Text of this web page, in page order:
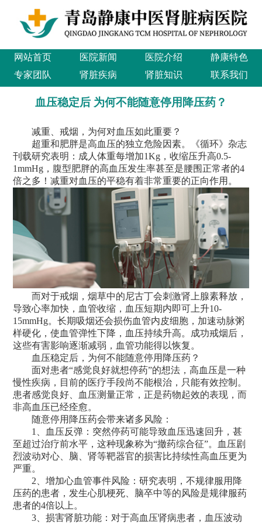
网站首页 医院新闻 医院介绍
静康特色
专家团队
肾脏疾病 肾脏知识 联系我们
血压稳定后 为何不能随意停用降压药？
减重、戒烟，为何对血压如此重要？
超重和肥胖是高血压的独立危险因素。《循环》杂志
刊载研究表明：成人体重每增加1Kg，收缩压升高0.5-
1mmHg，腹型肥胖的高血压发生率甚至是腰围正常者的4
倍之多！减重对血压的平稳有着非常重要的正向作用。
而对于戒烟，烟草中的尼古丁会刺激肾上腺素释放，
导致心率加快，血管收缩，血压短期内即可上升10-
15mmHg。长期吸烟还会损伤血管内皮细胞，加速动脉粥
样硬化，使血管弹性下降，血压持续升高。成功戒烟后，
这些有害影响逐渐减弱，血管功能得以恢复。
血压稳定后，为何不能随意停用降压药？
面对患者“感觉良好就想停药”的想法，高血压是一种
慢性疾病，目前的医疗手段尚不能根治，只能有效控制。
患者感觉良好、血压测量正常，正是药物起效的表现，而
非高血压已经痊愈。
随意停用降压药会带来诸多风险：
1、血压反弹：突然停药可能导致血压迅速回升，甚
至超过治疗前水平，这种现象称为“撤药综合征”。血压剧
烈波动对心、脑、肾等靶器官的损害比持续性高血压更为
严重。
2、增加心血管事件风险：研究表明，不规律服用降
压药的患者，发生心肌梗死、脑卒中等的风险是规律服药
患者的4倍以上。
3、损害肾脏功能：对于高血压肾病患者，血压波动